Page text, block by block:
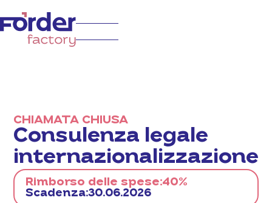
CHIAMATA CHIUSA
Consulenza legale
internazionalizzazione
Rimborso delle spese:40%
Scadenza:30.06.2026